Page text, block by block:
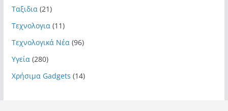
Ταξιδια(21)
Τεχνολογια(11)
Τεχνολογικά Νέα(96)
Υγεία(280)
Χρήσιμα Gadgets (14)